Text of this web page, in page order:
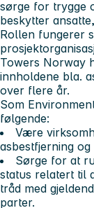
sørge for trygge
beskytter
Rollen fungerer
Towers Norway
innholdene bla.
over flere år.
Som
følgende:
Være
asbestfjerning
Sørge for at
status relatert til
tråd med
parter.